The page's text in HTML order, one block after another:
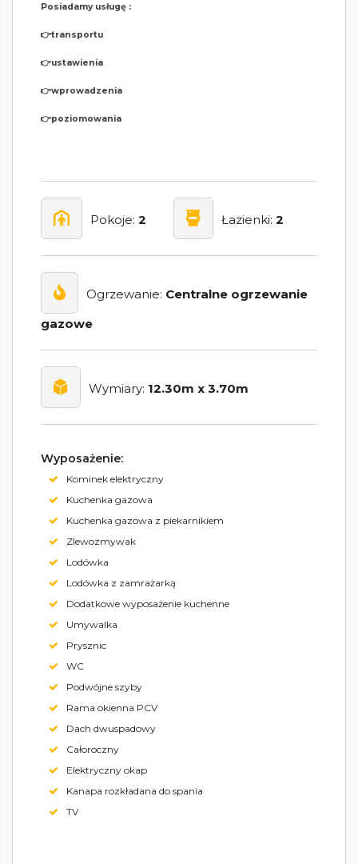
Posiadamy usługę :
👉transportu
👉ustawienia
👉wprowadzenia
👉poziomowania
Pokoje: 2 Łazienki: 2
Ogrzewanie: Centralne ogrzewanie
gazowe
Wymiary: 12.30m x 3.70m
Wyposażenie:
Kominek elektryczny
Kuchenka gazowa
Kuchenka gazowa z piekarnikiem
Zlewozmywak
Lodówka
Lodówka z zamrażarką
Dodatkowe wyposażenie kuchenne
Umywalka
Prysznic
WC
Podwójne szyby
Rama okienna PCV
Dach dwuspadowy
Całoroczny
Elektryczny okap
Kanapa rozkładana do spania
TV